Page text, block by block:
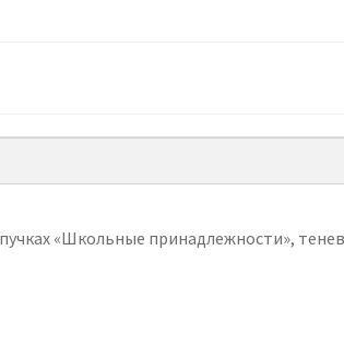
«Школьные принадлежности»,